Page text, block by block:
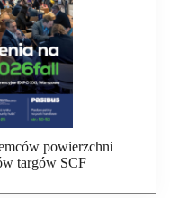
powierzchni
targów SCF